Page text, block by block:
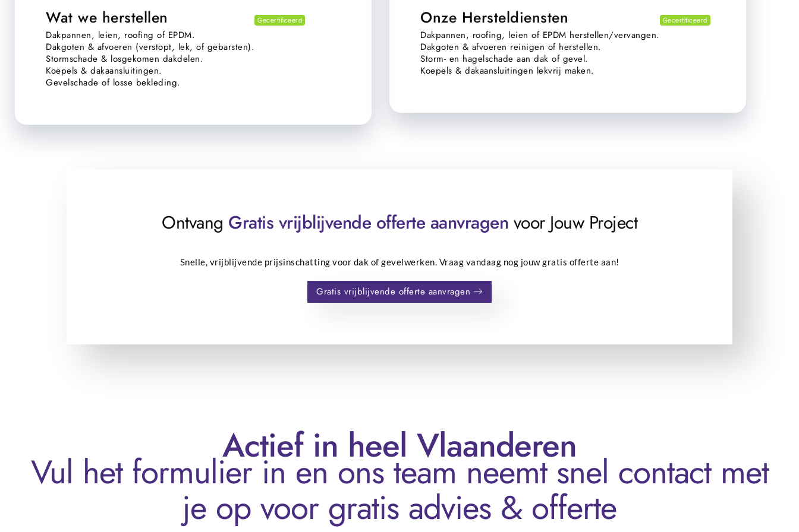
Wat we herstellen
Dakpannen, leien, roofing of EPDM.
Dakgoten & afvoeren (verstopt, lek, of gebarsten).
Stormschade & losgekomen dakdelen.
Koepels & dakaansluitingen.
Gevelschade of losse bekleding.
Gecertificeerd Onze Hersteldiensten
Dakpannen, roofing, leien of EPDM herstellen/vervangen.
Dakgoten & afvoeren reinigen of herstellen.
Storm- en hagelschade aan dak of gevel.
Koepels & dakaansluitingen lekvrij maken.
Gecertificeerd
Ontvang Gratis vrijblijvende offerte aanvragen voor Jouw Project
Snelle, vrijblijvende prijsinschatting voor dak of gevelwerken. Vraag vandaag nog jouw gratis offerte aan!
Gratis vrijblijvende offerte aanvragen
Actief in heel Vlaanderen
Vul het formulier in en ons team neemt snel contact met
je op voor gratis advies & offerte